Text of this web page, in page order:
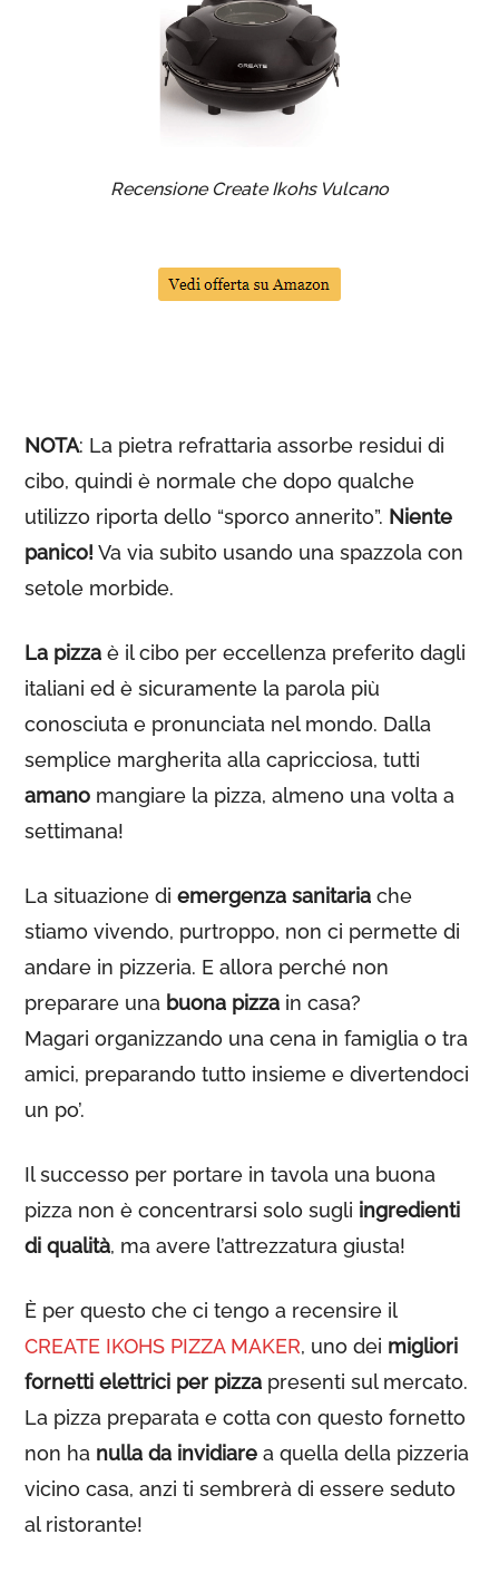
Recensione Create Ikohs Vulcano
NOTA: La pietra refrattaria assorbe residui di
cibo, quindi è normale che dopo qualche
utilizzo riporta dello “sporco annerito”. Niente
panico! Va via subito usando una spazzola con
setole morbide.
La pizza è il cibo per eccellenza preferito dagli
italiani ed è sicuramente la parola più
conosciuta e pronunciata nel mondo. Dalla
semplice margherita alla capricciosa, tutti
amano mangiare la pizza, almeno una volta a
settimana!
La situazione diemergenza sanitaria che
stiamo vivendo, purtroppo, non ci permette di
andare in pizzeria. E allora perché non
preparare una buona pizza in casa?
Magari organizzando una cena in famiglia o tra
amici, preparando tutto insieme e divertendoci
un po’.
Il successo per portare in tavola una buona
pizza non è concentrarsi solo sugli ingredienti
di qualità, ma avere l’attrezzatura giusta!
È per questo che ci tengo a recensire il
CREATE IKOHS PIZZA MAKER, uno dei migliori
fornetti elettrici per pizza presenti sul mercato.
La pizza preparata e cotta con questo fornetto
non ha nulla da invidiare a quella della pizzeria
vicino casa, anzi ti sembrerà di essere seduto
al ristorante!